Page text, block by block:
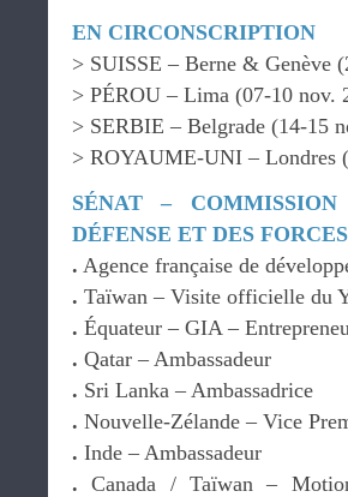
EN CIRCONSCRIPTION
> SUISSE – Berne & Genève
> PÉROU – Lima (07-10 nov.
> SERBIE – Belgrade (14-15
> ROYAUME-UNI – Londres
SÉNAT –
DÉFENSE ET DES
. Agence française de
. Taïwan – Visite officielle du
. Équateur – GIA –
. Qatar – Ambassadeur
. Sri Lanka – Ambassadrice
. Nouvelle-Zélande – Vice
. Inde – Ambassadeur
. Canada / Taïwan –